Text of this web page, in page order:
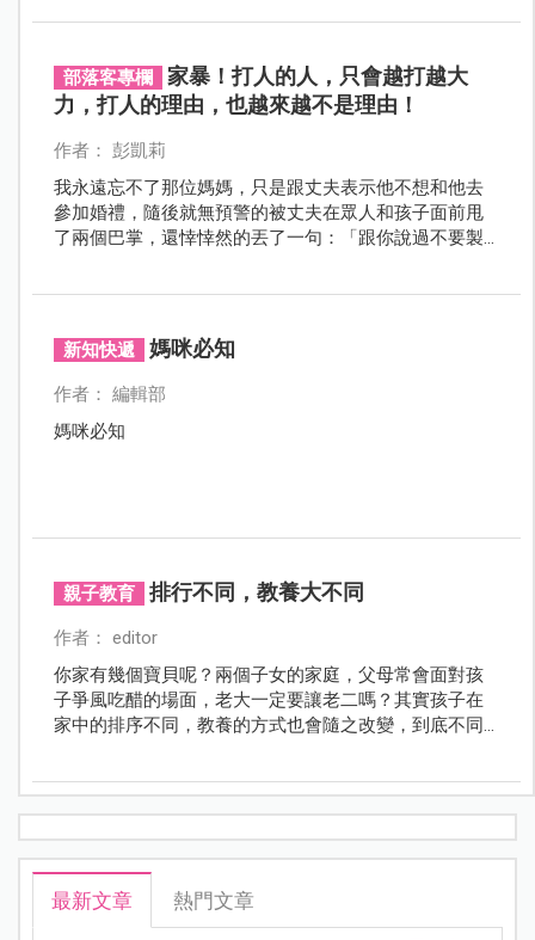
部落客專欄
家暴！打人的人，只會越打越大
力，打人的理由，也越來越不是理由！
作者： 彭凱莉
我永遠忘不了那位媽媽，只是跟丈夫表示他不想和他去
參加婚禮，隨後就無預警的被丈夫在眾人和孩子面前甩
了兩個巴掌，還悻悻然的丟了一句：「跟你說過不要製
新知快遞 媽咪必知
作者： 編輯部
媽咪必知
親子教育 排行不同，教養大不同
作者： editor
你家有幾個寶貝呢？兩個子女的家庭，父母常會面對孩
子爭風吃醋的場面，老大一定要讓老二嗎？其實孩子在
家中的排序不同，教養的方式也會隨之改變，到底不同
最新文章 熱門文章